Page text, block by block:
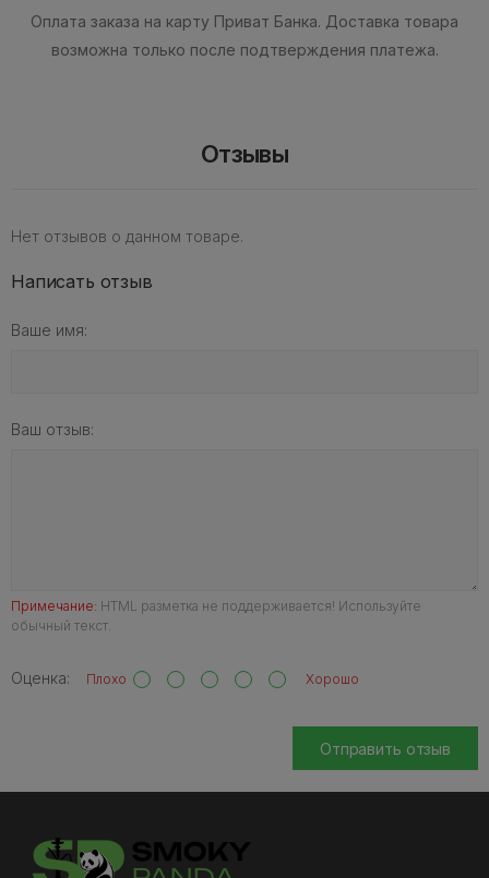
Оплата заказа на карту Приват Банка. Доставка товара
возможна только после подтверждения платежа.
Отзывы
Нет отзывов о данном товаре.
Написать отзыв
Ваше имя:
Ваш отзыв:
Примечание: HTML разметка не поддерживается! Используйте
обычный текст.
Оценка: Плохо Хорошо
Отправить отзыв